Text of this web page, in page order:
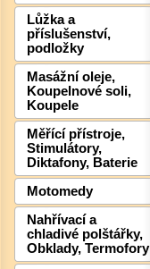
Lůžka a
příslušenství,
podložky
Masážní oleje,
Koupelnové soli,
Koupele
Měřící přístroje,
Stimulátory,
Diktafony, Baterie
Motomedy
Nahřívací a
chladivé polštářky,
Obklady, Termofory